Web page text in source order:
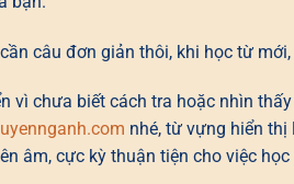
câu đơn giản thôi, khi học từ
vì chưa biết cách tra hoặc nhìn
nhé, từ vựng hiển
âm, cực kỳ thuận tiện cho việc